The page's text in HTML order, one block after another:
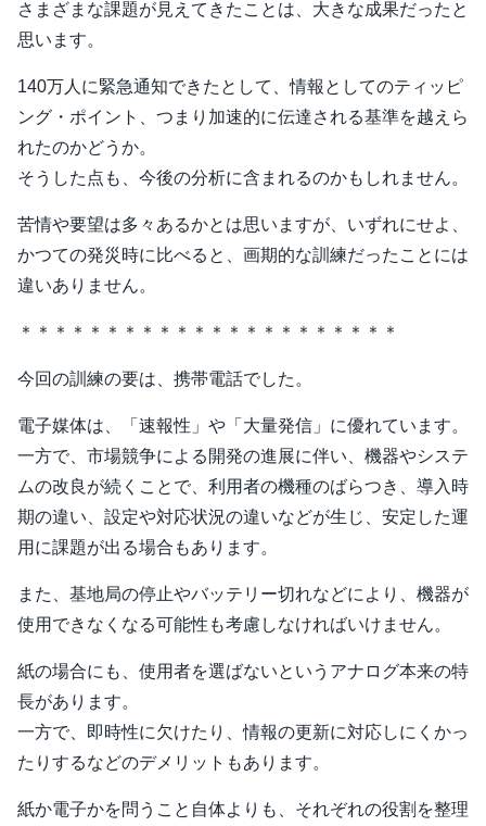
さまざまな課題が見えてきたことは、大きな成果だったと
思います。
140万人に緊急通知できたとして、情報としてのティッピ
ング・ポイント、つまり加速的に伝達される基準を越えら
れたのかどうか。
そうした点も、今後の分析に含まれるのかもしれません。
苦情や要望は多々あるかとは思いますが、いずれにせよ、
かつての発災時に比べると、画期的な訓練だったことには
違いありません。
＊＊＊＊＊＊＊＊＊＊＊＊＊＊＊＊＊＊＊＊＊＊
今回の訓練の要は、携帯電話でした。
電子媒体は、「速報性」や「大量発信」に優れています。
一方で、市場競争による開発の進展に伴い、機器やシステ
ムの改良が続くことで、利用者の機種のばらつき、導入時
期の違い、設定や対応状況の違いなどが生じ、安定した運
用に課題が出る場合もあります。
また、基地局の停止やバッテリー切れなどにより、機器が
使用できなくなる可能性も考慮しなければいけません。
紙の場合にも、使用者を選ばないというアナログ本来の特
長があります。
一方で、即時性に欠けたり、情報の更新に対応しにくかっ
たりするなどのデメリットもあります。
紙か電子かを問うこと自体よりも、それぞれの役割を整理